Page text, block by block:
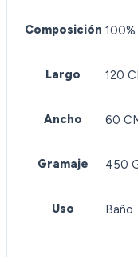
Composición
Largo 120
Ancho 60
Gramaje 450
Uso Baño